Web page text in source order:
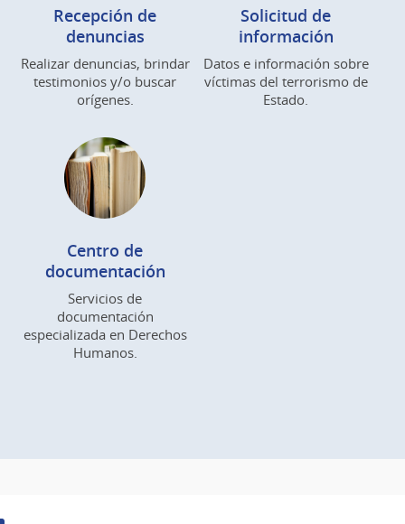
Recepción de
denuncias
Realizar denuncias, brindar
testimonios y/o buscar
orígenes.
Solicitud de
información
Datos e información sobre
víctimas del terrorismo de
Estado.
Centro de
documentación
Servicios de
documentación
especializada en Derechos
Humanos.